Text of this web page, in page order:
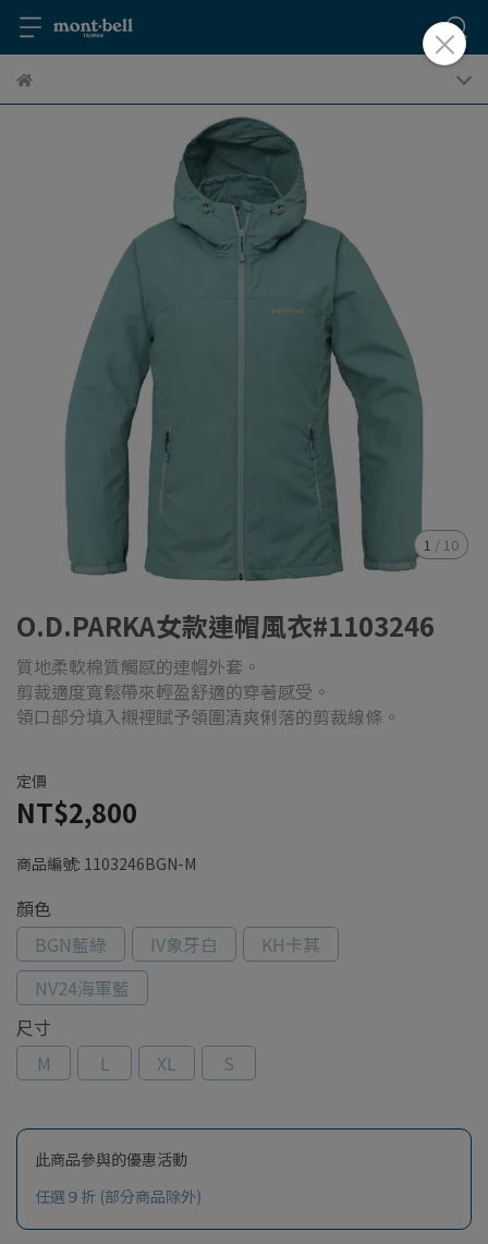
1 / 10
O.D.PARKA女款連帽風衣#1103246
質地柔軟棉質觸感的連帽外套。
剪裁適度寬鬆帶來輕盈舒適的穿著感受。
領口部分填入襯裡賦予領圍清爽俐落的剪裁線條。
定價
NT$2,800
商品編號: 1103246BGN-M
顏色
BGN藍綠
IV象牙白
KH卡其
NV24海軍藍
尺寸
M
L XL S
此商品參與的優惠活動
任選９折 (部分商品除外)